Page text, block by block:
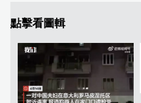
點擊看圖輯